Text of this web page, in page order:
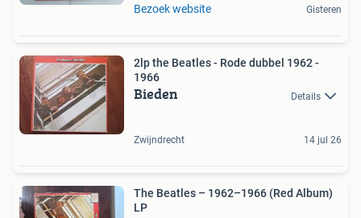
Bezoek website Gisteren
2lp the Beatles - Rode dubbel 1962 -
1966
Bieden Details
Zwijndrecht 14 jul 26
The Beatles – 1962–1966 (Red Album)
LP